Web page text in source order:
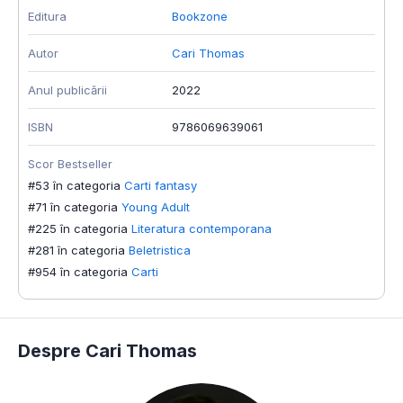
Editura Bookzone
Autor Cari Thomas
Anul publicării 2022
ISBN 9786069639061
Scor Bestseller
#53 în categoria Carti fantasy
#71 în categoria Young Adult
#225 în categoria Literatura contemporana
#281 în categoria Beletristica
#954 în categoria Carti
Despre Cari Thomas